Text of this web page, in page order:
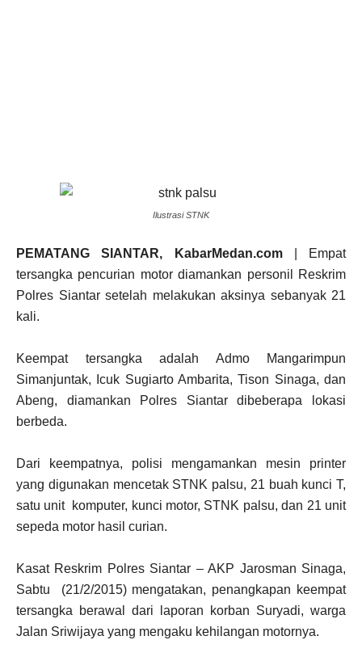
Ilustrasi STNK
PEMATANG SIANTAR, KabarMedan.com| Empat
tersangka pencurian motor diamankan personil Reskrim
Polres Siantar setelah melakukan aksinya sebanyak 21
kali.
Keempat tersangka adalah Admo Mangarimpun
Simanjuntak, Icuk Sugiarto Ambarita, Tison Sinaga, dan
Abeng, diamankan Polres Siantar dibeberapa lokasi
berbeda.
Dari keempatnya, polisi mengamankan mesin printer
yang digunakan mencetak STNK palsu, 21 buah kunci T,
satu unit komputer, kunci motor, STNK palsu, dan 21 unit
sepeda motor hasil curian.
Kasat Reskrim Polres Siantar – AKP Jarosman Sinaga,
Sabtu (21/2/2015) mengatakan, penangkapan keempat
tersangka berawal dari laporan korban Suryadi, warga
Jalan Sriwijaya yang mengaku kehilangan motornya.